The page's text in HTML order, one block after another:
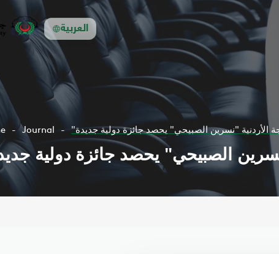
العربية
Journal الأردنية "نسرين الصبيحي" يحصد جائزة دولية جديدة
الصبيحي" يحصد جائزة دولية